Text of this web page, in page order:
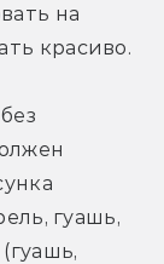
на
красиво.
гуашь,